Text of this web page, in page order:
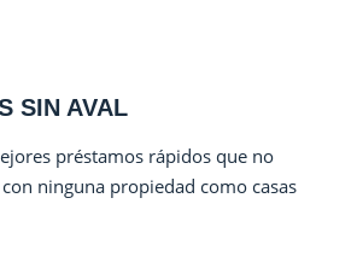
SIN AVAL
préstamos rápidos que no
ninguna propiedad como casas